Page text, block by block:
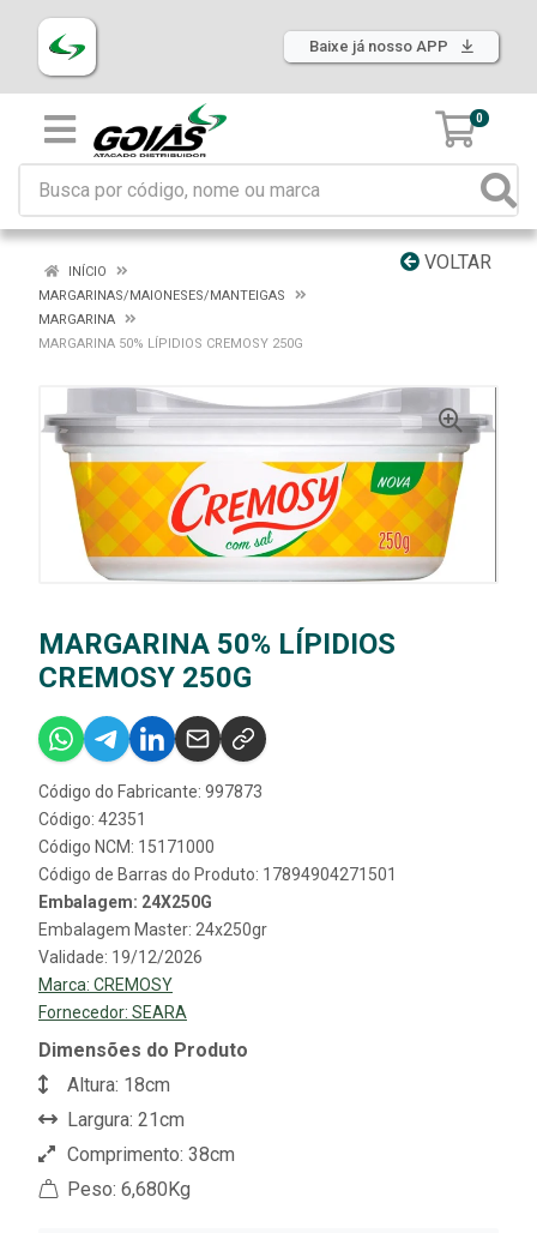
Baixe já nosso APP
0
VOLTAR
INÍCIO
MARGARINAS/MAIONESES/MANTEIGAS
MARGARINA
MARGARINA 50% LÍPIDIOS CREMOSY 250G
MARGARINA 50% LÍPIDIOS
CREMOSY 250G
Código do Fabricante: 997873
Código: 42351
Código NCM: 15171000
Código de Barras do Produto: 17894904271501
Embalagem: 24X250G
Embalagem Master: 24x250gr
Validade: 19/12/2026
Marca: CREMOSY
Fornecedor: SEARA
Dimensões do Produto
Altura: 18cm
Largura: 21cm
Comprimento: 38cm
Peso: 6,680Kg